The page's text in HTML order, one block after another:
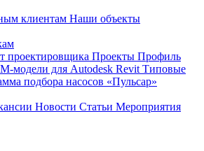
клиентам Наши объекты
проектировщика Проекты Профиль
модели для Autodesk Revit Типовые
подбора насосов «Пульсар»
Новости Статьи Мероприятия